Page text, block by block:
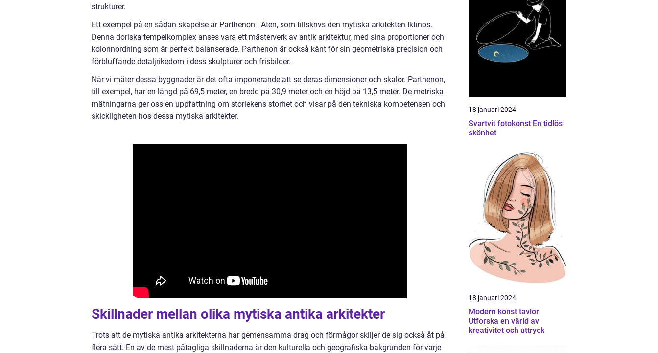
strukturer.
Ett exempel på en sådan skapelse är Parthenon i Aten, som tillskrivs den mytiska arkitekten Iktinos.
Denna doriska tempelkomplex anses vara ett mästerverk av antik arkitektur, med sina proportioner och
kolonnordning som är perfekt balanserade. Parthenon är också känt för sin geometriska precision och
förbluffande detaljrikedom i dess skulpturer och frisbilder.
När vi mäter dessa byggnader är det ofta imponerande att se deras dimensioner och skalor. Parthenon,
till exempel, har en längd på 69,5 meter, en bredd på 30,9 meter och en höjd på 13,5 meter. De metriska
mätningarna ger oss en uppfattning om storlekens storhet och visar på den tekniska kompetensen och
skickligheten hos dessa mytiska arkitekter.
Skillnader mellan olika mytiska antika arkitekter
Trots att de mytiska antika arkitekterna har gemensamma drag och förmågor skiljer de sig också åt på
flera sätt. En av de mest påtagliga skillnaderna är den kulturella och geografiska bakgrunden för varje
18 januari 2024
Svartvit fotokonst En tidlös
skönhet
18 januari 2024
Modern konst tavlor
Utforska en värld av
kreativitet och uttryck